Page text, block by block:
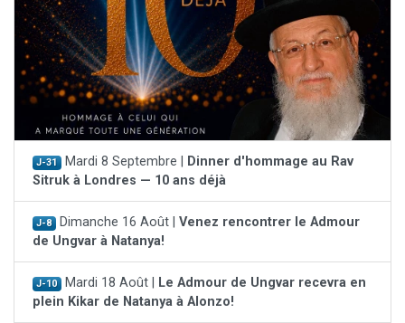
J-31 Mardi 8 Septembre |
Dinner d'hommage au Rav
Sitruk à Londres — 10 ans déjà
J-8 Dimanche 16 Août | Venez rencontrer le Admour
de Ungvar à Natanya!
J-10 Mardi 18 Août |
Le Admour de Ungvar recevra en
plein Kikar de Natanya à Alonzo!